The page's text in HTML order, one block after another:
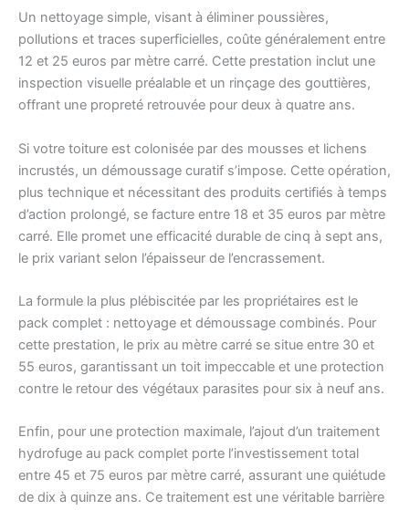
Un nettoyage simple, visant à éliminer poussières,
pollutions et traces superficielles, coûte généralement entre
12 et 25 euros par mètre carré. Cette prestation inclut une
inspection visuelle préalable et un rinçage des gouttières,
offrant une propreté retrouvée pour deux à quatre ans.
Si votre toiture est colonisée par des mousses et lichens
incrustés, un démoussage curatif s’impose. Cette opération,
plus technique et nécessitant des produits certifiés à temps
d’action prolongé, se facture entre 18 et 35 euros par mètre
carré. Elle promet une efficacité durable de cinq à sept ans,
le prix variant selon l’épaisseur de l’encrassement.
La formule la plus plébiscitée par les propriétaires est le
pack complet : nettoyage et démoussage combinés. Pour
cette prestation, le prix au mètre carré se situe entre 30 et
55 euros, garantissant un toit impeccable et une protection
contre le retour des végétaux parasites pour six à neuf ans.
Enfin, pour une protection maximale, l’ajout d’un traitement
hydrofuge au pack complet porte l’investissement total
entre 45 et 75 euros par mètre carré, assurant une quiétude
de dix à quinze ans. Ce traitement est une véritable barrière